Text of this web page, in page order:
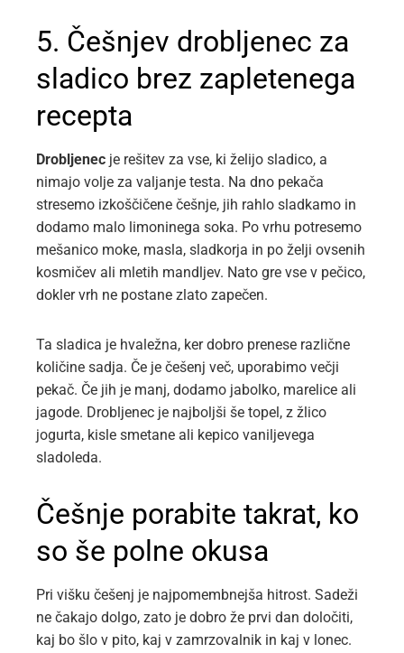
5. Češnjev drobljenec za
sladico brez zapletenega
recepta
Drobljenec je rešitev za vse, ki želijo sladico, a
nimajo volje za valjanje testa. Na dno pekača
stresemo izkoščičene češnje, jih rahlo sladkamo in
dodamo malo limoninega soka. Po vrhu potresemo
mešanico moke, masla, sladkorja in po želji ovsenih
kosmičev ali mletih mandljev. Nato gre vse v pečico,
dokler vrh ne postane zlato zapečen.
Ta sladica je hvaležna, ker dobro prenese različne
količine sadja. Če je češenj več, uporabimo večji
pekač. Če jih je manj, dodamo jabolko, marelice ali
jagode. Drobljenec je najboljši še topel, z žlico
jogurta, kisle smetane ali kepico vaniljevega
sladoleda.
Češnje porabite takrat, ko
so še polne okusa
Pri višku češenj je najpomembnejša hitrost. Sadeži
ne čakajo dolgo, zato je dobro že prvi dan določiti,
kaj bo šlo v pito, kaj v zamrzovalnik in kaj v lonec.